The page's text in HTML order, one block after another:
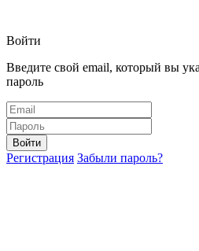
Войти
Введите свой email, который вы
пароль
Войти
Регистрация Забыли пароль?